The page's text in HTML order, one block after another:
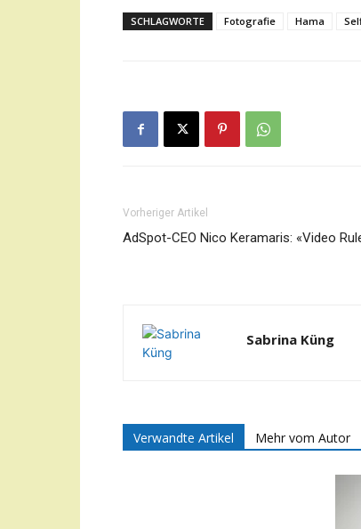
SCHLAGWORTE Fotografie Hama
Vorheriger Artikel
AdSpot-CEO Nico Keramaris: «Video
Sabrina Küng
Verwandte Artikel Mehr vom Autor